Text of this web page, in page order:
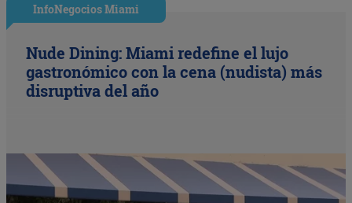
InfoNegocios Miami
Nude Dining: Miami redefine el lujo
gastronómico con la cena (nudista) más
disruptiva del año